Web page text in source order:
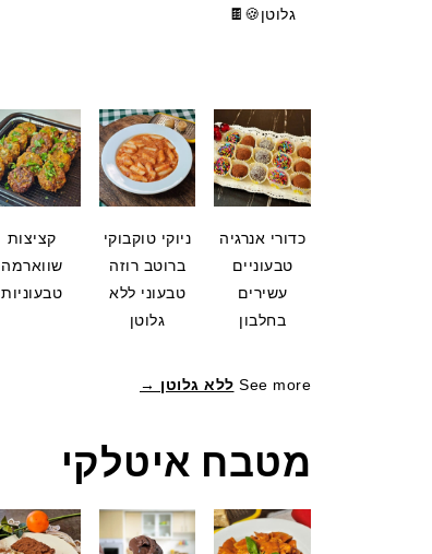
גלוטן🍪🍫
כדורי אנרגיה
טבעוניים
עשירים
בחלבון
ניוקי טוקבוקי
ברוטב רוזה
טבעוני ללא
גלוטן
קציצות
שווארמה
טבעוניות
See more ללא גלוטן →
מטבח איטלקי